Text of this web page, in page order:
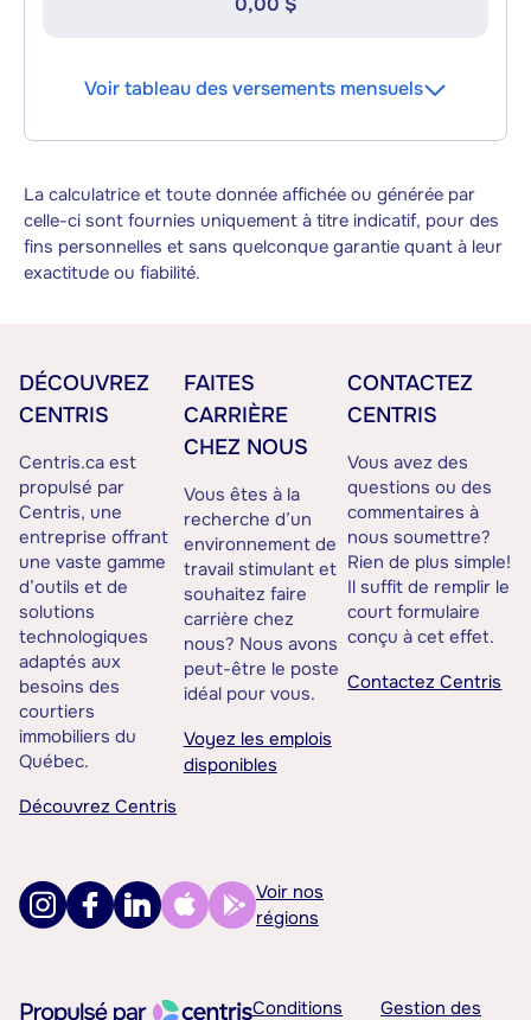
Voir tableau des versements mensuels
La calculatrice et toute donnée affichée ou générée par
celle-ci sont fournies uniquement à titre indicatif, pour des
fins personnelles et sans quelconque garantie quant à leur
exactitude ou fiabilité.
DÉCOUVREZ
CENTRIS
Centris.ca est
propulsé par
Centris, une
entreprise offrant
une vaste gamme
d’outils et de
solutions
technologiques
adaptés aux
besoins des
courtiers
immobiliers du
Québec.
Découvrez Centris
FAITES
CARRIÈRE
CHEZ NOUS
Vous êtes à la
recherche d’un
environnement de
travail stimulant et
souhaitez faire
carrière chez
nous? Nous avons
peut-être le poste
idéal pour vous.
Voyez les emplois
disponibles
CONTACTEZ
CENTRIS
Vous avez des
questions ou des
commentaires à
nous soumettre?
Rien de plus simple!
Il suffit de remplir le
court formulaire
conçu à cet effet.
Contactez Centris
Voir nos
régions
Conditions Gestion des